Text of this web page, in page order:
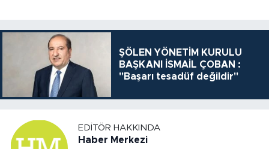
ŞÖLEN YÖNETİM KURULU
BAŞKANI İSMAİL ÇOBAN :
"Başarı tesadüf değildir"
EDITÖR HAKKINDA
Haber Merkezi